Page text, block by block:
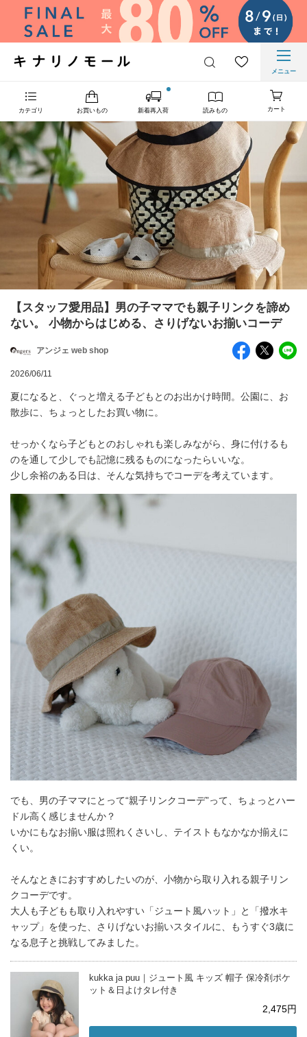
メニュー
カテゴリ お買いもの 新着再入荷 読みもの カート
【スタッフ愛用品】男の子ママでも親子リンクを諦め
ない。 小物からはじめる、さりげないお揃いコーデ
アンジェ web shop
2026/06/11
夏になると、ぐっと増える子どもとのお出かけ時間。公園に、お
散歩に、ちょっとしたお買い物に。
せっかくなら子どもとのおしゃれも楽しみながら、身に付けるも
のを通して少しでも記憶に残るものになったらいいな。
少し余裕のある日は、そんな気持ちでコーデを考えています。
でも、男の子ママにとって“親子リンクコーデ”って、ちょっとハー
ドル高く感じませんか？
いかにもなお揃い服は照れくさいし、テイストもなかなか揃えに
くい。
そんなときにおすすめしたいのが、小物から取り入れる親子リン
クコーデです。
大人も子どもも取り入れやすい「ジュート風ハット」と「撥水キ
ャップ」を使った、さりげないお揃いスタイルに、もうすぐ3歳に
なる息子と挑戦してみました。
kukka ja puu｜ジュート風 キッズ 帽子 保冷剤ポケ
ット＆日よけタレ付き
2,475円